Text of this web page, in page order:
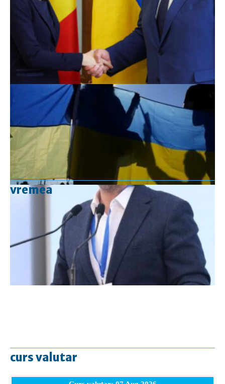
vremea
curs valutar